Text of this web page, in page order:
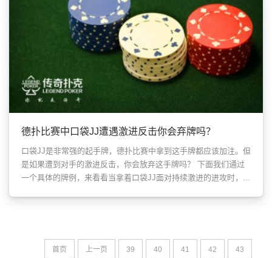
德扑比赛中口袋JJ遭遇激进反击你会弃牌吗？
口袋JJ是非常强的起手牌，德扑比赛中拿到这手牌都应该加注。但
是如果遭到对手的激进反击，你会放弃这手牌吗？ 下面我们通过
一个具体的牌例，来看看当拿着口袋JJ面对持续激进的进攻时，...
首页 上一页 39 40 41 42 43